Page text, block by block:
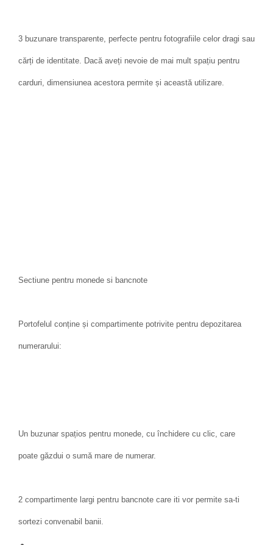
3 buzunare transparente, perfecte pentru fotografiile celor dragi sau
cărți de identitate. Dacă aveți nevoie de mai mult spațiu pentru
carduri, dimensiunea acestora permite și această utilizare.
Sectiune pentru monede si bancnote
Portofelul conține și compartimente potrivite pentru depozitarea
numerarului:
Un buzunar spațios pentru monede, cu închidere cu clic, care
poate găzdui o sumă mare de numerar.
2 compartimente largi pentru bancnote care iti vor permite sa-ti
sortezi convenabil banii.